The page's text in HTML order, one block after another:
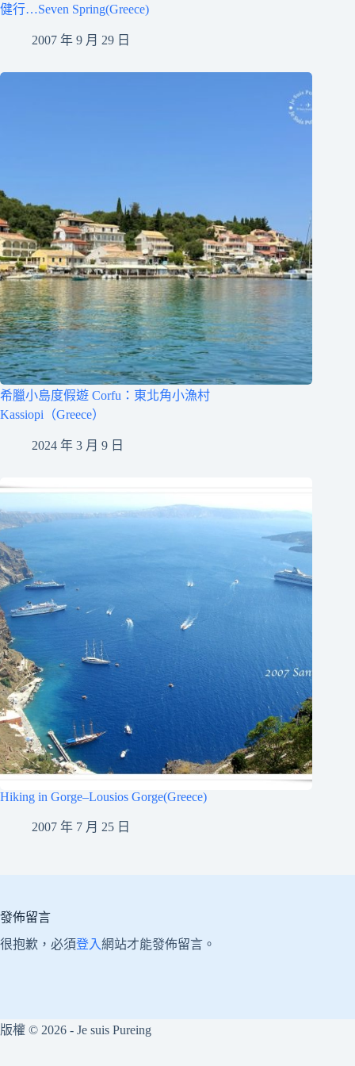
健行…Seven Spring(Greece)
2007 年 9 月 29 日
希臘小島度假遊 Corfu：東北角小漁村
Kassiopi（Greece）
2024 年 3 月 9 日
Hiking in Gorge–Lousios Gorge(Greece)
2007 年 7 月 25 日
發佈留言
很抱歉，必須登入網站才能發佈留言。
版權 © 2026 - Je suis Pureing